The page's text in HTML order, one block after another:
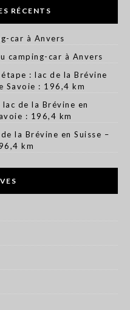
RÉCENTS
car à Anvers
camping-car à Anvers
: lac de la Brévine
Savoie : 196,4 km
de la Brévine en
: 196,4 km
la Brévine en Suisse –
km